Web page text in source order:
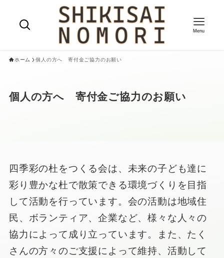
Menu
ホーム 個人の方へ 寄付金ご協力のお願い
個人の方へ 寄付金ご協力のお願い
四季彩の杜をつくる会は、未来の子ども達に
彩り豊かな杜で散策できる環境づくりを目指
して活動を行っています。会の活動は地域住
民、ボランティア、企業など、様々な人々の
協力によって成り立っています。また、たく
さんの方々のご支援によって維持、活動して